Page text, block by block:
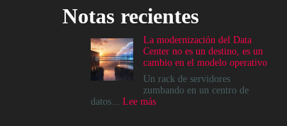
Notas recientes
La modernización del Data
Center no es un destino, es un
cambio en el modelo operativo
Un rack de servidores
zumbando en un centro de
datos... Lee más: